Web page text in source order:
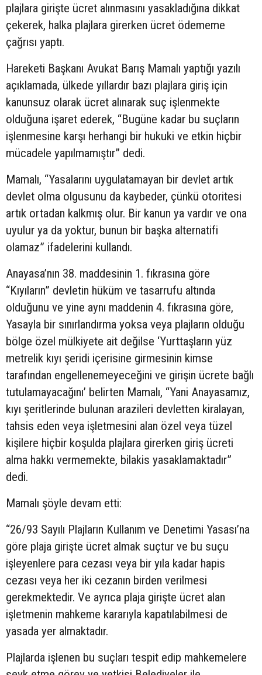
plajlara girişte ücret alınmasını yasakladığına dikkat
çekerek, halka plajlara girerken ücret ödememe
çağrısı yaptı.
Hareketi Başkanı Avukat Barış Mamalı yaptığı yazılı
açıklamada, ülkede yıllardır bazı plajlara giriş için
kanunsuz olarak ücret alınarak suç işlenmekte
olduğuna işaret ederek, “Bugüne kadar bu suçların
işlenmesine karşı herhangi bir hukuki ve etkin hiçbir
mücadele yapılmamıştır” dedi.
Mamalı, “Yasalarını uygulatamayan bir devlet artık
devlet olma olgusunu da kaybeder, çünkü otoritesi
artık ortadan kalkmış olur. Bir kanun ya vardır ve ona
uyulur ya da yoktur, bunun bir başka alternatifi
olamaz” ifadelerini kullandı.
Anayasa’nın 38. maddesinin 1. fıkrasına göre
“Kıyıların” devletin hüküm ve tasarrufu altında
olduğunu ve yine aynı maddenin 4. fıkrasına göre,
Yasayla bir sınırlandırma yoksa veya plajların olduğu
bölge özel mülkiyete ait değilse ‘Yurttaşların yüz
metrelik kıyı şeridi içerisine girmesinin kimse
tarafından engellenemeyeceğini ve girişin ücrete bağlı
tutulamayacağını’ belirten Mamalı, “Yani Anayasamız,
kıyı şeritlerinde bulunan arazileri devletten kiralayan,
tahsis eden veya işletmesini alan özel veya tüzel
kişilere hiçbir koşulda plajlara girerken giriş ücreti
alma hakkı vermemekte, bilakis yasaklamaktadır”
dedi.
Mamalı şöyle devam etti:
“26/93 Sayılı Plajların Kullanım ve Denetimi Yasası’na
göre plaja girişte ücret almak suçtur ve bu suçu
işleyenlere para cezası veya bir yıla kadar hapis
cezası veya her iki cezanın birden verilmesi
gerekmektedir. Ve ayrıca plaja girişte ücret alan
işletmenin mahkeme kararıyla kapatılabilmesi de
yasada yer almaktadır.
Plajlarda işlenen bu suçları tespit edip mahkemelere